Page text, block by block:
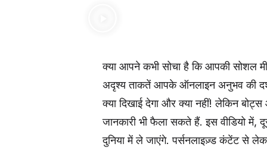
क्या आपने कभी सोचा है कि आपकी सोशल
अदृश्य ताकतें आपके ऑनलाइन अनुभव की
क्या दिखाई देगा और क्या नहीं! लेकिन
जानकारी भी फैला सकते हैं. इस वीडियो में,
दुनिया में ले जाएंगे. पर्सनलाइज़्ड कंटेंट से